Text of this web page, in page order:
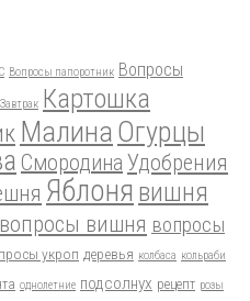
Вопросы папоротник Вопросы
Завтрак Картошка
Малина Огурцы
Смородина Удобрения
Яблоня вишня
вопросы вишня вопросы
укроп деревья колбаса кольраби
однолетние подсолнух рецепт розы